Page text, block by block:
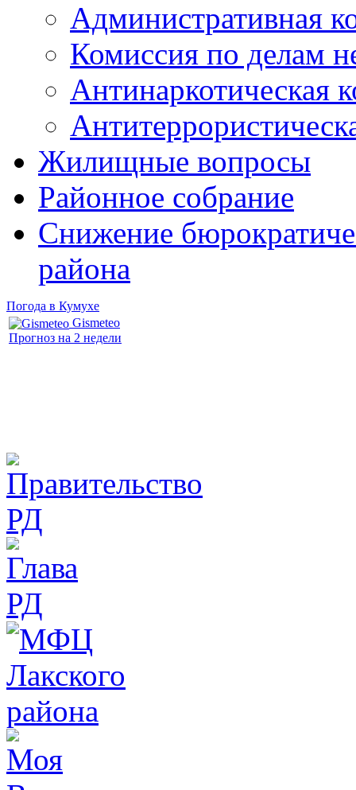
Административная
Комиссия по делам
Антинаркотическая
Жилищные вопросы
Районное собрание
Снижение
района
Погода в Кумухе
Gismeteo
Прогноз на 2 недели